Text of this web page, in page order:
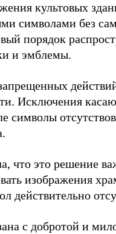
культовых
символами без
порядок
и эмблемы.
Исключения
символы
что это решение
изображения
действительно
с добротой и